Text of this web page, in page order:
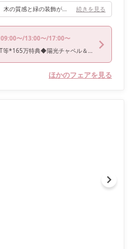
ナチュラルテイストの披露宴会場は、木の質感と緑の装飾がとても美しく、グリーンのカラードレスとも雰囲気がぴったり合っていました。どの写真を見返しても統一感があり、どこを切り取っても映える空間でした！ 続きを見る
09:00〜/13:00〜/17:00〜
＼祝日BIG／最大7万GIFT等*165万特典◆陽光チャペル＆花嫁体験
ほかのフェアを見る